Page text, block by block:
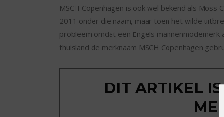
MSCH Copenhagen is ook wel bekend als
2011 onder die naam, maar toen het wilde
probleem omdat een Engels
thuisland de merknaam MSCH Copenhagen
DIT ARTIKEL